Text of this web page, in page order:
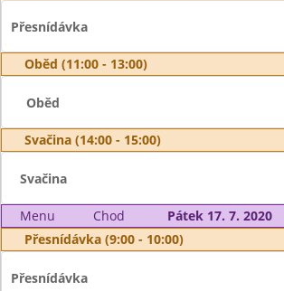
Přesnídávka
Oběd (11:00 - 13:00)
Oběd
Svačina (14:00 - 15:00)
Svačina
Menu Chod
Pátek 17. 7. 2020
Přesnídávka (9:00 - 10:00)
Přesnídávka